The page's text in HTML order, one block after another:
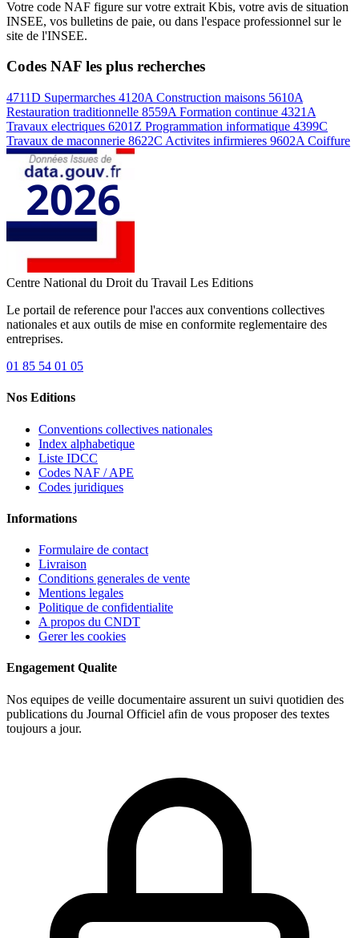
Votre code NAF figure sur votre extrait Kbis, votre avis de situation
INSEE, vos bulletins de paie, ou dans l'espace professionnel sur le
site de l'INSEE.
Codes NAF les plus recherches
4711D Supermarches 4120A Construction maisons 5610A
Restauration traditionnelle 8559A Formation continue 4321A
Travaux electriques 6201Z Programmation informatique 4399C
Travaux de maconnerie 8622C Activites infirmieres 9602A Coiffure
Centre National du Droit du Travail Les Editions
Le portail de reference pour l'acces aux conventions collectives
nationales et aux outils de mise en conformite reglementaire des
entreprises.
01 85 54 01 05
Nos Editions
Conventions collectives nationales
Index alphabetique
Liste IDCC
Codes NAF / APE
Codes juridiques
Informations
Formulaire de contact
Livraison
Conditions generales de vente
Mentions legales
Politique de confidentialite
A propos du CNDT
Gerer les cookies
Engagement Qualite
Nos equipes de veille documentaire assurent un suivi quotidien des
publications du Journal Officiel afin de vous proposer des textes
toujours a jour.